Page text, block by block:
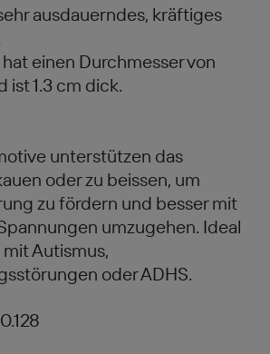
ausdauerndes, kräftiges
einen Durchmesser von
ist 1.3 cm dick.
unterstützen das
oder zu beissen, um
zu fördern und besser mit
umzugehen. Ideal
Autismus,
oder ADHS.